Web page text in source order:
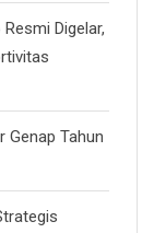
Resmi Digelar,
Genap Tahun